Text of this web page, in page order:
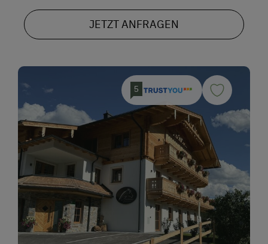
JETZT ANFRAGEN
5